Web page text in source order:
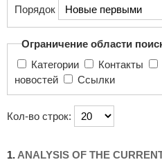
Порядок
Ограничение области
Категории
Контакты
новостей
Ссылки
Кол-во строк:
1. ANALYSIS OF THE